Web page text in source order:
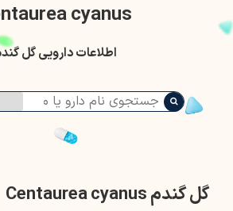
cyanus
اطلاعات دارویی گل
گل گندم Centaurea cyanus